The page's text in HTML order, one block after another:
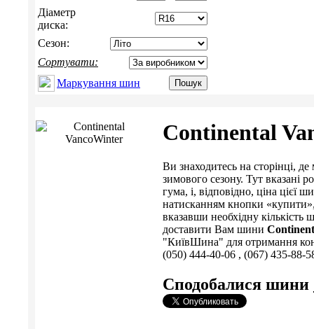
Діаметр
диска:
Сезон:
Сортувати:
Маркування шин
Continental
Ви знаходитесь на сторінці,
зимового сезону. Тут вказані
гума, і, відповідно, ціна
натисканням кнопки
вказавши необхідну кількість
доставити Вам шини
"КиївШина" для отримання
(050) 444-40-06 , (067) 435-88-
Сподобалися шини